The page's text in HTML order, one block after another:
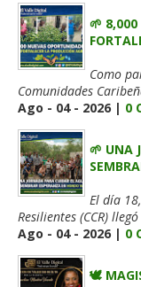
🌱 8,000
Como
Comunidades
Ago - 04 - 2026 | 0
🌱 UNA
El día
Resilientes (CCR)
Ago - 04 - 2026 | 0
🕊️